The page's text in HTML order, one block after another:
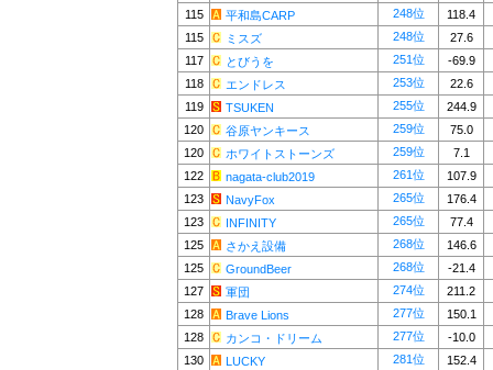
115
平和島CARP 248位
118.4
115
ミスズ 248位
27.6
117
とびうを 251位
-69.9
118
エンドレス 253位
22.6
119
TSUKEN 255位
244.9
120
谷原ヤンキース 259位
75.0
120
ホワイトストーンズ 259位
7.1
122
nagata-club2019 261位
107.9
123
NavyFox 265位
176.4
123
INFINITY 265位
77.4
125
さかえ設備 268位
146.6
125
GroundBeer 268位
-21.4
127
軍団 274位
211.2
128
Brave Lions 277位
150.1
128
カンコ・ドリーム 277位
-10.0
130
LUCKY 281位
152.4